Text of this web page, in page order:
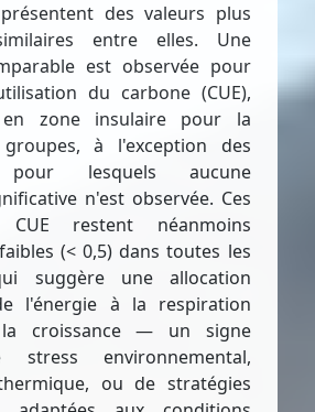
des valeurs plus
entre elles. Une
est observée pour
du carbone (CUE),
zone insulaire pour la
à l'exception des
pour lesquels aucune
n'est observée. Ces
restent néanmoins
(< 0,5) dans toutes les
suggère une allocation
l'énergie à la respiration
croissance — un signe
stress environnemental,
ou de stratégies